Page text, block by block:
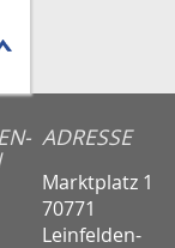
ADRESSE
Marktplatz 1
70771
Leinfelden-